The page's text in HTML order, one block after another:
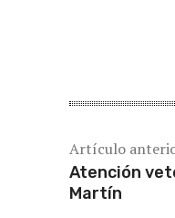
Artículo
Atención
Martín